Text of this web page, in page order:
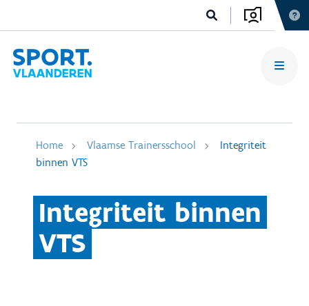
Home Vlaamse Trainersschool
Integriteit
binnen VTS
Integriteit binnen
VTS